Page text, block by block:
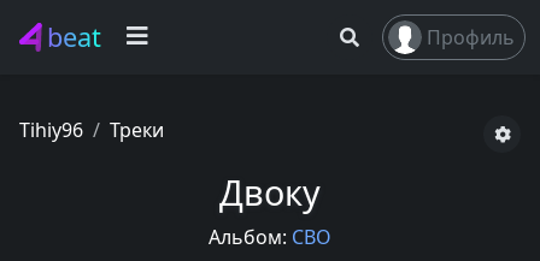
beat Профиль
Tihiy96 Треки
Двоку
Альбом: СВО